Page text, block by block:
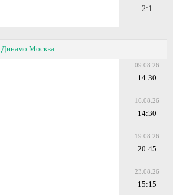
2:1
Динамо Москва
09.08.26
14:30
16.08.26
14:30
19.08.26
20:45
23.08.26
15:15